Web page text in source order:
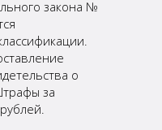
закона №
о
за